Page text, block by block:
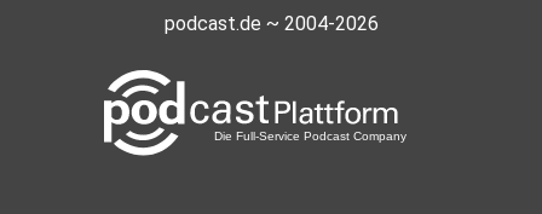
podcast.de ~ 2004-2026